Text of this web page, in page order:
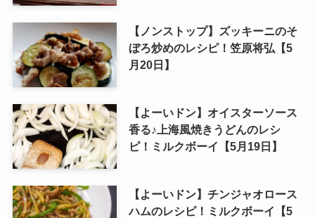
【ノンストップ】ズッキーニのそ
ぼろ炒めのレシピ！笠原将弘【5
月20日】
【よーいドン】オイスターソース
香る♪上海風焼きうどんのレシ
ピ！ミルクボーイ【5月19日】
【よーいドン】チンジャオロース
ハムのレシピ！ミルクボーイ【5